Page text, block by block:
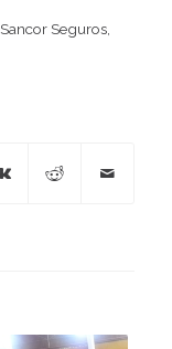
Sancor Seguros,